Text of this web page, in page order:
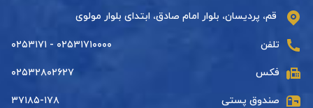
قم، پردیسان، بلوار امام صادق، ابتدای بلوار مولوی
تلفن ۰۲۵۳۱۷۱۰۰۰۰ - ۰۲۵۳۱۷۱
فکس ۰۲۵۳۲۸۰۲۶۲۷
صندوق پستی ۳۷۱۸۵-۱۷۸